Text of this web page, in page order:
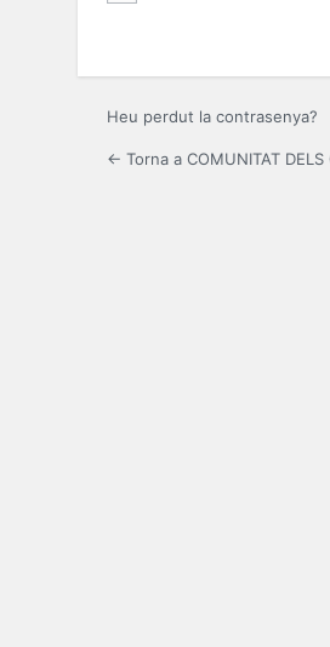
Heu perdut la contrasenya?
← Torna a COMUNITAT DELS